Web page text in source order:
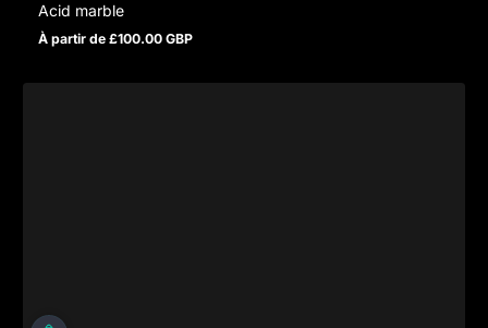
Acid marble
Prix normal
À partir de £100.00 GBP